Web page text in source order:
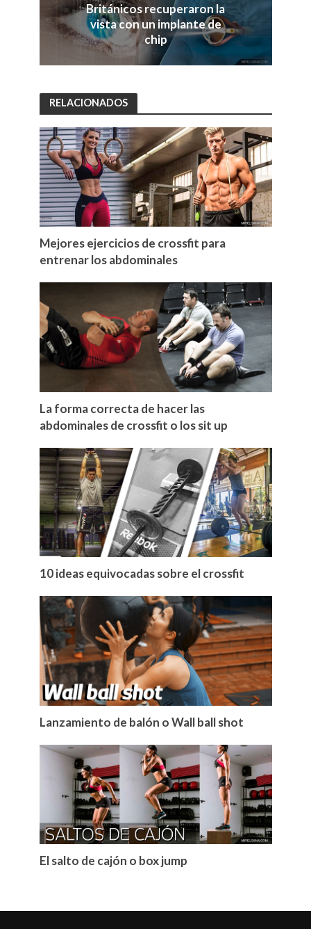
Británicos recuperaron la
vista con un implante de
chip
RELACIONADOS
Mejores ejercicios de crossfit para
entrenar los abdominales
La forma correcta de hacer las
abdominales de crossfit o los sit up
10 ideas equivocadas sobre el crossfit
Lanzamiento de balón o Wall ball shot
El salto de cajón o box jump